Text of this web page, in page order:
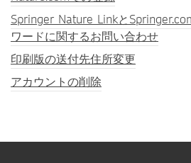
Springer Nature Linkと
ワードに関するお問い合わせ
印刷版の送付先住所変更
アカウントの削除